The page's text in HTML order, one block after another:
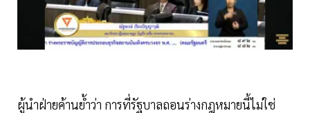
ผู้นำฝ่ายค้านย้ำว่า การที่รัฐบาลถอนร่างกฎหมายนี้ไม่ใช่